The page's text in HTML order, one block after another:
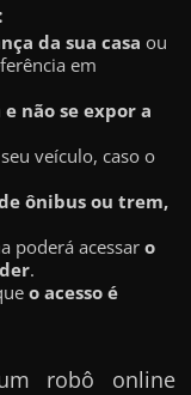
da sua casa ou
em
não se expor a
veículo, caso o
ônibus ou trem,
poderá acessaro
.
o acesso é
robô online